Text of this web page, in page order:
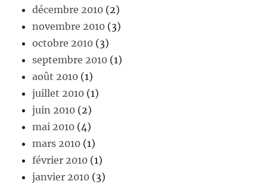
décembre 2010 (2)
novembre 2010 (3)
octobre 2010 (3)
septembre 2010 (1)
août 2010 (1)
juillet 2010 (1)
juin 2010 (2)
mai 2010 (4)
mars 2010 (1)
février 2010 (1)
janvier 2010 (3)